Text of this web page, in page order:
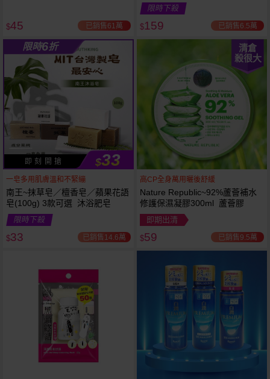
下單
立刻送
折
$45 已銷售61萬
限時下殺
$159 已銷售6.5萬
限時6折
即 刻 開 搶 $33
一皂多用肌膚溫和不緊繃
南王~抹草皂／檀香皂／蘋果花語
皂(100g) 3款可選 沐浴肥皂
限時下殺
$33 已銷售14.6萬
清倉
殺很大
高CP全身萬用曬後舒緩
Nature Republic~92%蘆薈補水
修護保濕凝膠300ml 蘆薈膠
即期出清
$59 已銷售9.5萬